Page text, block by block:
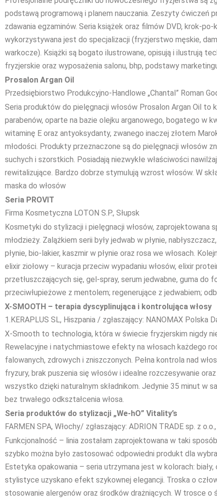
podstawą programową i planem nauczania. Zeszyty ćwiczeń
zdawania egzaminów. Seria książek oraz filmów DVD, krok-po-
wykorzystywana jest do specjalizacji (fryzjerstwo męskie,
warkocze). Książki są bogato ilustrowane, opisują i ilustrują
fryzjerskie oraz wyposażenia salonu, bhp, podstawy
Prosalon Argan Oil
Przedsiębiorstwo Produkcyjno-Handlowe „Chantal” Roman
Seria produktów do pielęgnacji włosów Prosalon Argan Oil to
parabenów, oparte na bazie olejku arganowego, bogatego w
witaminę E oraz antyoksydanty, zwanego inaczej złotem
młodości. Produkty przeznaczone są do pielęgnacji włosów
suchych i szorstkich. Posiadają niezwykłe właściwości
rewitalizujące. Bardzo dobrze stymulują wzrost włosów. W
maska do włosów
Seria PROVIT
Firma Kosmetyczna LOTON S.P., Słupsk
Kosmetyki do stylizacji i pielęgnacji włosów, zaprojektowana
młodzieży. Zalążkiem serii były jedwab w płynie,
płynie, bio-lakier, kaszmir w płynie oraz rosa we włosach.
elixir ziołowy – kuracja przeciw wypadaniu włosów, elixir
przetłuszczających się, gel-spray, serum jedwabne, guma do
przeciwłupieżowe z mentolem; regenerujące z jedwabiem;
X-SMOOTH – terapia dyscyplinująca i kontrolująca włosy
1.KERAPLUS SL, Hiszpania / zgłaszający: NANOMAX Polska
X-Smooth to technologia, która w świecie fryzjerskim nigdy
Rewelacyjne i natychmiastowe efekty na włosach każdego
falowanych, zdrowych i zniszczonych. Pełna kontrola nad
fryzury, brak puszenia się włosów i idealne rozczesywanie
wszystko dzięki naturalnym składnikom. Jedynie 35 minut w
bez trwałego odkształcenia włosa.
Seria produktów do stylizacji „We-hO” Vitality’s
FARMEN SPA, Włochy/ zgłaszający: ADRION TRADE sp. z
Funkcjonalność – linia zostałam zaprojektowana w taki
szybko można było zastosować odpowiedni produkt dla
Estetyka opakowania – seria utrzymana jest w kolorach:
stylistyce uzyskano efekt szykownej elegancji. Troska o
stosowanie alergenów oraz środków drażniących. W trosce o